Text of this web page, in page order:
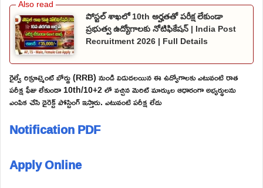
పోస్టల్ శాఖలో 10th అర్హతతో పరీక్ష లేకుండా
ప్రభుత్వ ఉద్యోగాలకు నోటిఫికేషన్ | India Post
Recruitment 2026 | Full Details
రైల్వే రిక్రూట్మెంట్ బోర్డు (RRB) నుండి విడుదలయిన ఈ ఉద్యోగాలకు ఎటువంటి రాత
పరీక్ష ఫీజు లేకుండా 10th/10+2 లో వచ్చిన మెరిట్ మార్కుల ఆధారంగా అభ్యర్థులను
ఎంపిక చేసి డైరెక్ట్ పోస్టింగ్ ఇస్తారు. ఎటువంటి పరీక్ష లేదు
Notification PDF
Apply Online